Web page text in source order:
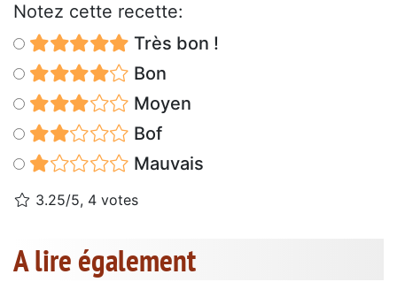
Notez cette recette:
Très bon !
Bon
Moyen
Bof
Mauvais
3.25/5, 4 votes
A lire également